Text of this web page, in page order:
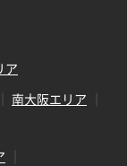
ア
南大阪エリア